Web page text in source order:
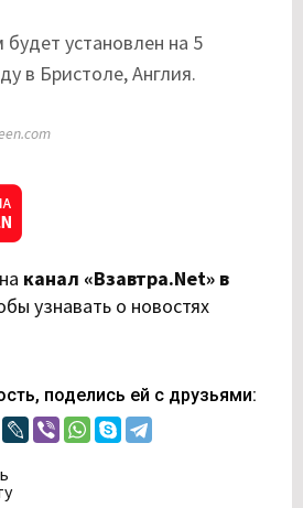
установлен на 5
в Бристоле, Англия.
канал «Взавтра.Net» в
узнавать о новостях
поделись ей с друзьями: